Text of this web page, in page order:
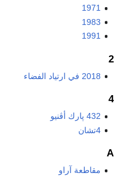
1971
1983
1991
2
2018 في ارتياد الفضاء
4
432 پارك أڤنيو
4تشان
A
مقاطعة آراو